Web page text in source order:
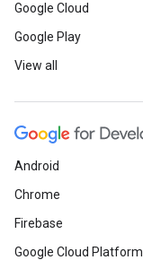
Google Cloud
Google Play
View all
Android
Chrome
Firebase
Google Cloud Platform